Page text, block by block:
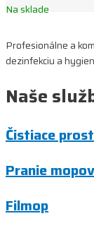
Na sklade
Profesionálne a
dezinfekciu a
Naše
Čistiace
Pranie mopov
Filmop